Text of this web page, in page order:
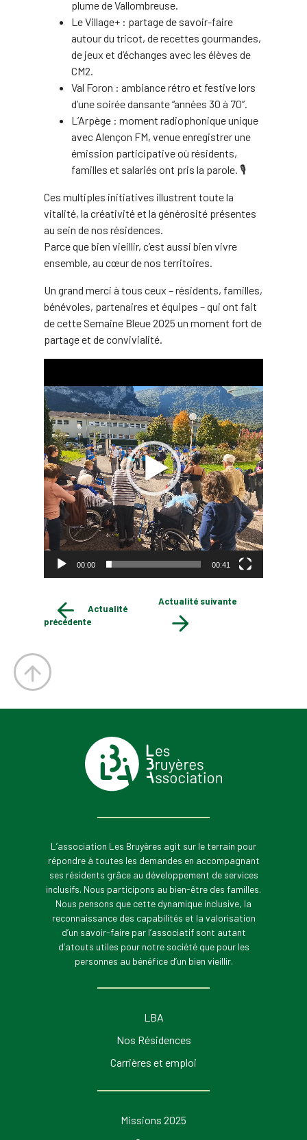
plume de Vallombreuse.
Le Village+ : partage de savoir-faire
autour du tricot, de recettes gourmandes,
de jeux et d’échanges avec les élèves de
CM2.
Val Foron : ambiance rétro et festive lors
d’une soirée dansante “années 30 à 70”.
L’Arpège : moment radiophonique unique
avec Alençon FM, venue enregistrer une
émission participative où résidents,
familles et salariés ont pris la parole. 🎙️
Ces multiples initiatives illustrent toute la
vitalité, la créativité et la générosité présentes
au sein de nos résidences.
Parce que bien vieillir, c’est aussi bien vivre
ensemble, au cœur de nos territoires.
Un grand merci à tous ceux – résidents, familles,
bénévoles, partenaires et équipes – qui ont fait
de cette Semaine Bleue 2025 un moment fort de
partage et de convivialité.
00:00 00:41
Actualité
précédente
Actualité suivante
L’association Les Bruyères agit sur le terrain pour
répondre à toutes les demandes en accompagnant
ses résidents grâce au développement de services
inclusifs. Nous participons au bien-être des familles.
Nous pensons que cette dynamique inclusive, la
reconnaissance des capabilités et la valorisation
d’un savoir-faire par l’associatif sont autant
d’atouts utiles pour notre société que pour les
personnes au bénéfice d’un bien vieillir.
LBA
Nos Résidences
Carrières et emploi
Missions 2025